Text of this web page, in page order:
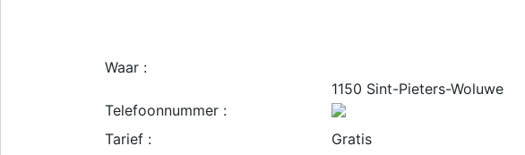
Waar :
1150 Sint-Pieters-Woluwe
Telefoonnummer :
Tarief :
Gratis